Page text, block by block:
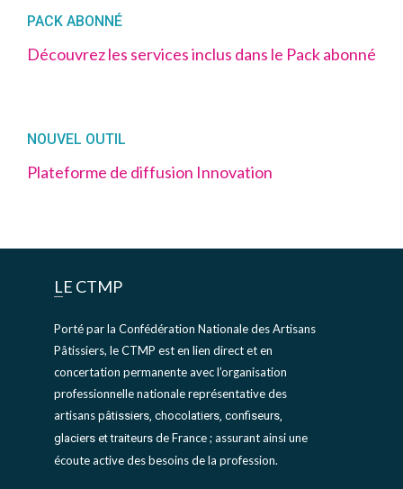
PACK ABONNÉ
Découvrez les services inclus dans le Pack abonné
NOUVEL OUTIL
Plateforme de diffusion Innovation
LE CTMP
Porté par la Confédération Nationale des Artisans
Pâtissiers, le CTMP est en lien direct et en
concertation permanente avec l’organisation
professionnelle nationale représentative des
artisans pâtissiers, chocolatiers, confiseurs,
glaciers et traiteurs de France ; assurant ainsi une
écoute active des besoins de la profession.